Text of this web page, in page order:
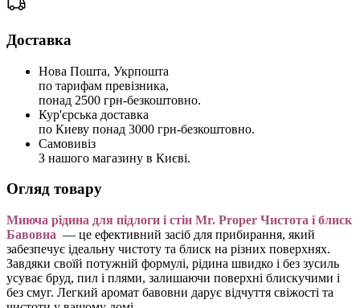
Доставка
Нова Пошта, Укрпошта
по тарифам превізника,
понад 2500 грн-безкоштовно.
Кур'єрська доставка
по Киеву понад 3000 грн-безкоштовно.
Самовивіз
З нашого магазину в Києві.
Огляд товару
Миюча рідина для підлоги і стін Mr. Proper Чистота і блиск
Бавовна — це ефективний засіб для прибирання, який
забезпечує ідеальну чистоту та блиск на різних поверхнях.
Завдяки своїй потужній формулі, рідина швидко і без зусиль
усуває бруд, пил і плями, залишаючи поверхні блискучими і
без смуг. Легкий аромат бавовни дарує відчуття свіжості та